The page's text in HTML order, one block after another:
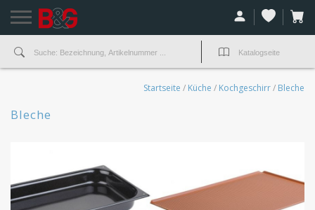
Startseite / Küche / Kochgeschirr/ Bleche
Bleche